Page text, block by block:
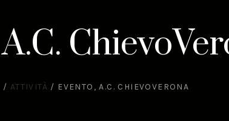
/ ATTIVITÀ / EVENTO, A.C. CHIEVOVERONA